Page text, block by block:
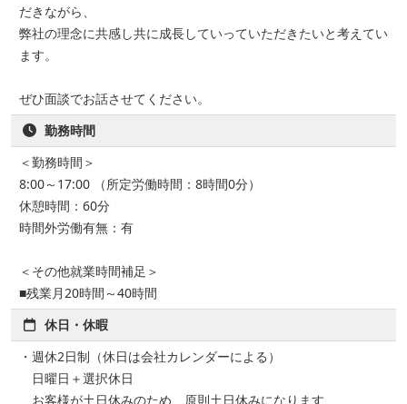
だきながら、
弊社の理念に共感し共に成長していっていただきたいと考えてい
ます。
ぜひ面談でお話させてください。
勤務時間
＜勤務時間＞
8:00～17:00 （所定労働時間：8時間0分）
休憩時間：60分
時間外労働有無：有
＜その他就業時間補足＞
■残業月20時間～40時間
休日・休暇
・週休2日制（休日は会社カレンダーによる）
日曜日＋選択休日
お客様が土日休みのため、原則土日休みになります